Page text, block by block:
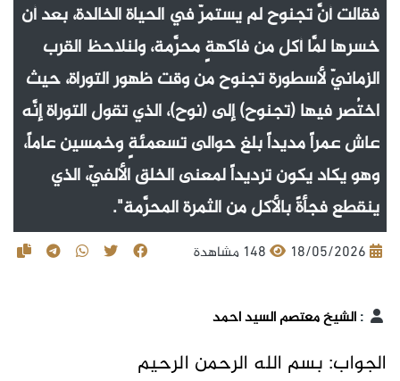
فقالت أنَّ تجنوح لم يستمرّ في الحياة الخالدة، بعد أن
خسرها لمَّا أكل من فاكهةٍ محرَّمة، ولنلاحظ القرب
الزمانيّ لأسطورة تجنوح من وقت ظهور التوراة، حيث
اختُصر فيها (تجنوح) إلى (نوح)، الذي تقول التوراة إنَّه
عاش عمراً مديداً بلغ حوالى تسعمئةٍ وخمسين عاماً،
وهو يكاد يكون ترديداً لمعنى الخلق الألفيّ، الذي
ينقطع فجأةً بالأكل من الثمرة المحرَّمة".
18/05/2026 148 مشاهدة
:الشيخ معتصم السيد احمد
الجواب: بسم الله الرحمن الرحيم